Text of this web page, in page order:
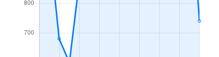
徒歩24
本町通